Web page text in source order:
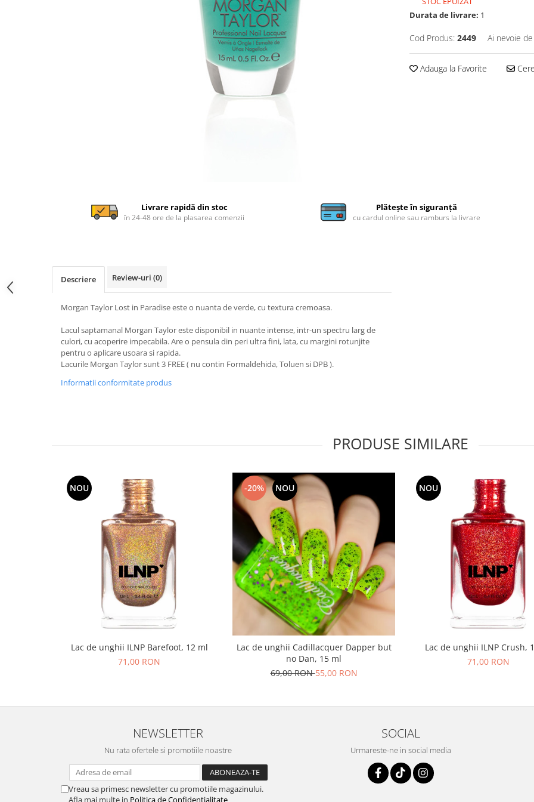
Durata de livrare: 1
Cod Produs: 2449 Ai nevoie
Adauga la Favorite
Livrare rapidă din stoc
în 24-48 ore de la plasarea comenzii
Plătește în siguranță
cu cardul online sau ramburs la livrare
Descriere Review-uri (0)
Morgan Taylor Lost in Paradise este o nuanta de verde, cu textura cremoasa.
Lacul saptamanal Morgan Taylor este disponibil in nuante intense, intr-un spectru larg de
culori, cu acoperire impecabila. Are o pensula din peri ultra fini, lata, cu margini rotunjite
pentru o aplicare usoara si rapida.
Lacurile Morgan Taylor sunt 3 FREE ( nu contin Formaldehida, Toluen si DPB ).
Informatii conformitate produs
PRODUSE SIMILARE
NOU
Lac de unghii ILNP Barefoot, 12 ml
71,00 RON
-20% NOU
Lac de unghii Cadillacquer Dapper but
no Dan, 15 ml
69,00 RON55,00 RON
NOU
Lac de unghii ILNP Crush,
71,00 RON
NEWSLETTER
Nu rata ofertele si promotiile noastre
Vreau sa primesc newsletter cu promotiile magazinului.
Afla mai multe in Politica de Confidentialitate
SOCIAL
Urmareste-ne in social media